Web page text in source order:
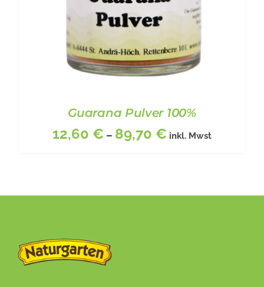
BESCHREIBUNG
Guarana Pulver 100%
12,60 € – 89,70 € inkl. Mwst